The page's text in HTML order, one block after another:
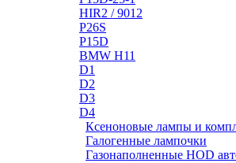
HIR2 / 9012
P26S
P15D
BMW H11
D1
D2
D3
D4
Ксеноновые лампы и
Галогенные лампочки
Газонаполненные HOD